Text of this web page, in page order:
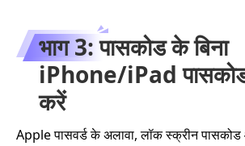
भाग 3: पासकोड के बिना
iPhone/iPad
करें
Apple पासवर्ड के अलावा, लॉक स्क्रीन